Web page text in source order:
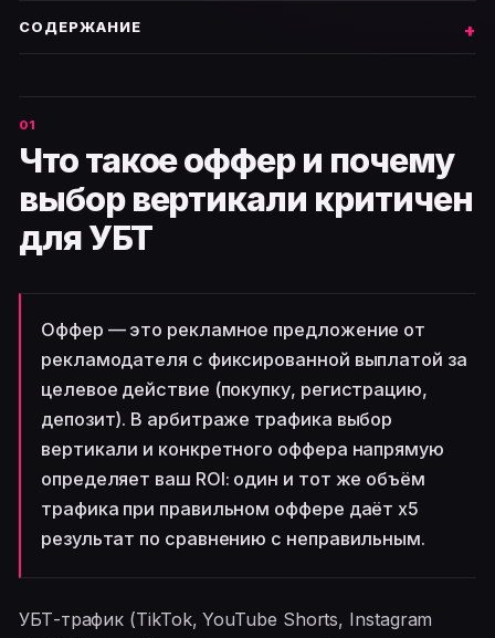
СОДЕРЖАНИЕ
Что такое оффер и почему
выбор вертикали критичен
для УБТ
Оффер — это рекламное предложение от
рекламодателя с фиксированной выплатой за
целевое действие (покупку, регистрацию,
депозит). В арбитраже трафика выбор
вертикали и конкретного оффера напрямую
определяет ваш ROI: один и тот же объём
трафика при правильном оффере даёт x5
результат по сравнению с неправильным.
УБТ-трафик (TikTok, YouTube Shorts, Instagram